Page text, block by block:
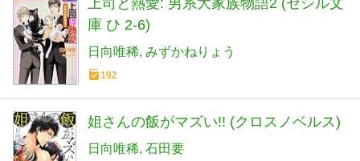
庫 ひ 2-6)
日向唯稀 みずかねりょう
192
姐さんの飯がマズい!! (クロスノベルス)
日向唯稀 石田要